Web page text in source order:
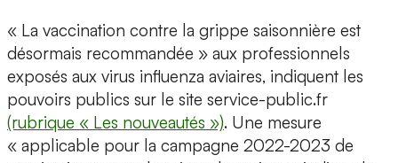
« La vaccination contre la grippe saisonnière est
désormais recommandée » aux professionnels
exposés aux virus influenza aviaires, indiquent les
pouvoirs publics sur le site service-public.fr
(rubrique « Les nouveautés »). Une mesure
« applicable pour la campagne 2022-2023 de